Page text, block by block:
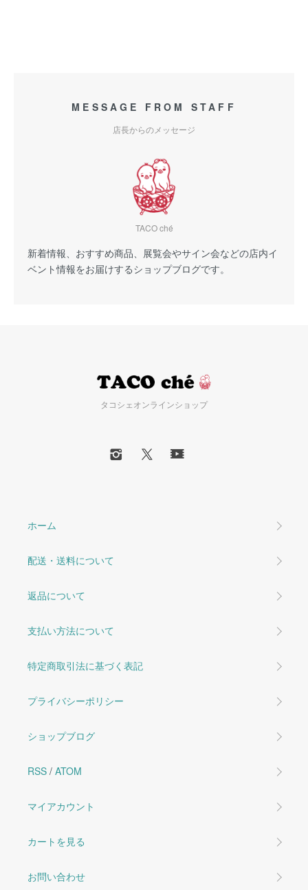
MESSAGE FROM STAFF
店長からのメッセージ
TACO ché
新着情報、おすすめ商品、展覧会やサイン会などの店内イ
ベント情報をお届けするショップブログです。
タコシェオンラインショップ
ホーム
配送・送料について
返品について
支払い方法について
特定商取引法に基づく表記
プライバシーポリシー
ショップブログ
RSS / ATOM
マイアカウント
カートを見る
お問い合わせ